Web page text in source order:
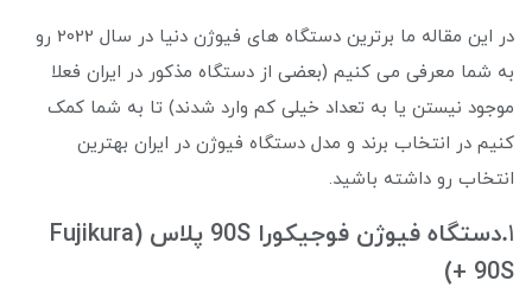
در این مقاله ما برترین دستگاه های فیوژن دنیا در سال 2022 رو
به شما معرفی می کنیم (بعضی از دستگاه مذکور در ایران فعلا
موجود نیستن یا به تعداد خیلی کم وارد شدند) تا به شما کمک
کنیم در انتخاب برند و مدل دستگاه فیوژن در ایران بهترین
انتخاب رو داشته باشید.
1
.
دستگاه فیوژن فوجیکورا 90S پلاس (Fujikura
90S +)